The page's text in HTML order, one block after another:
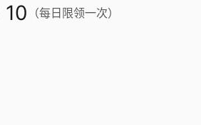
10 （每日限领一次）